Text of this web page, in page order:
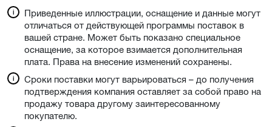
Приведенные иллюстрации, оснащение и данные могут
отличаться от действующей программы поставок в
вашей стране. Может быть показано специальное
оснащение, за которое взимается дополнительная
плата. Права на внесение изменений сохранены.
Сроки поставки могут варьироваться – до получения
подтверждения компания оставляет за собой право на
продажу товара другому заинтересованному
покупателю.